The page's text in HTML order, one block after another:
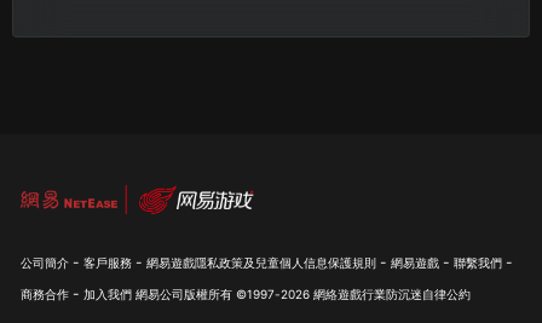
公司簡介 - 客戶服務 - 網易遊戲隱私政策及兒童個人信息保護規則 - 網易遊戲 - 聯繫我們 -
商務合作 - 加入我們 網易公司版權所有 ©1997-2026 網絡遊戲行業防沉迷自律公約